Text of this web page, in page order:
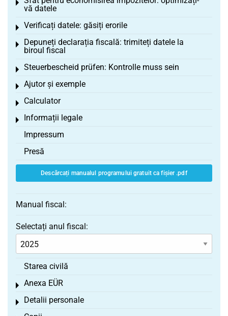
vă datele
Toggle menu
Verificați datele: găsiți erorile
Toggle menu
Depuneți declarația fiscală: trimiteți datele la
biroul fiscal
Toggle menu
Steuerbescheid prüfen: Kontrolle muss sein
Toggle menu
Ajutor și exemple
Toggle menu
Calculator
Toggle menu
Informații legale
Toggle menu
Impressum
Presă
Descărcați manualul programului gratuit ca fișier .pdf
Manual fiscal:
Selectați anul fiscal:
Starea civilă
Anexa EÜR
Toggle menu
Detalii personale
Toggle menu